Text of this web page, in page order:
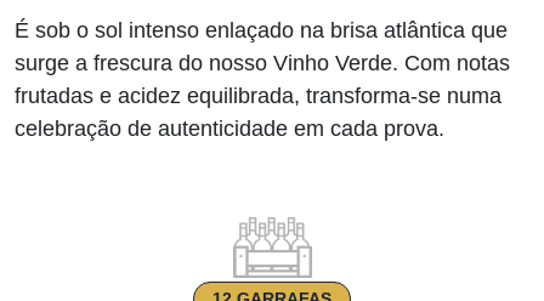
original
era:
atual
é:
É sob o sol intenso enlaçado na brisa atlântica que
surge a frescura do nosso Vinho Verde. Com notas
frutadas e acidez equilibrada, transforma-se numa
celebração de autenticidade em cada prova.